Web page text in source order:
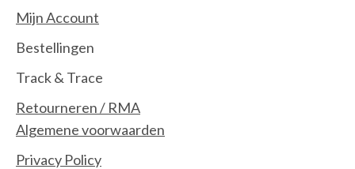
Mijn Account
Bestellingen
Track & Trace
Retourneren / RMA
Algemene voorwaarden
Privacy Policy